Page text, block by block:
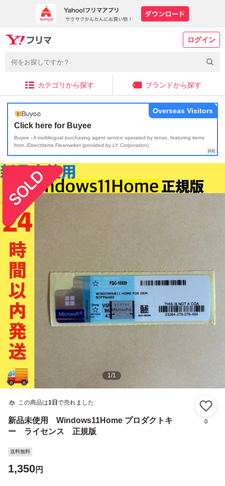
ログイン
カテゴリから探す ブランドから探す
Click here for Buyee
Buyee - A multilingual purchasing agent service operated by tenso, featuring items
from JDirectItems Fleamarket (provided by LY Corporation)
Overseas Visitors
1/1
この商品は1日 で売れました
新品未使用 Windows11Home プロダクトキ
ー ライセンス 正規版
0
送料無料
1,350円